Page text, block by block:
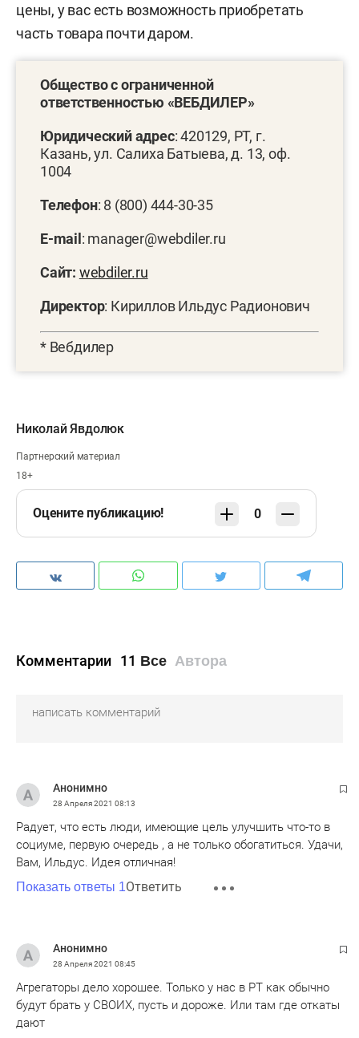
цены, у вас есть возможность приобретать
часть товара почти даром.
Общество с ограниченной
ответственностью «ВЕБДИЛЕР»
Юридический адрес: 420129, РТ, г.
Казань, ул. Салиха Батыева, д. 13, оф.
1004
Телефон: 8 (800) 444-30-35
E-mail : manager@webdiler.ru
Сайт: webdiler.ru
Директор: Кириллов Ильдус Радионович
* Вебдилер
Николай Явдолюк
Партнерский материал
18+
Оцените публикацию! 0
Комментарии 11 Все Автора
Анонимно
28 Апреля 2021 08:13
Радует, что есть люди, имеющие цель улучшить что-то в
социуме, первую очередь , а не только обогатиться. Удачи,
Вам, Ильдус. Идея отличная!
Показать ответы 1Ответить
Анонимно
28 Апреля 2021 08:45
Агрегаторы дело хорошее. Только у нас в РТ как обычно
будут брать у СВОИХ, пусть и дороже. Или там где откаты
дают